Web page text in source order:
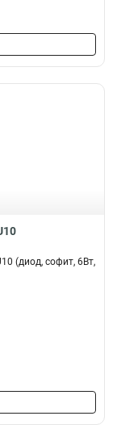
(диод, софит, 6Вт,